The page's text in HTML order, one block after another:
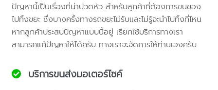
ปัญหานี้เป็นเรื่องที่น่าปวดหัว สำหรับลูกค้าที่ต้องการขนของ
ไปทิ้งขยะ ซึ่งบางครั้งทางรถขยะไม่รับและไม่รู้จะนำไปทิ้งที่ไหน
หากลูกค้าประสบปัญหาแบบนี้อยู่ เรียกใช้บริการทางเรา
สามารถแก้ปัญหาให้ได้ครับ ทางเราจะจัดการให้ท่านเองครับ
บริการขนส่งมอเตอร์ไซค์